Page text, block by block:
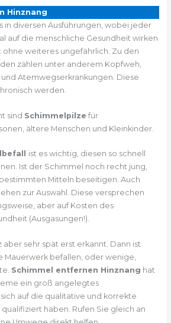
Hinznang
in diversen Ausführungen, wobei jeder
auf die menschliche Gesundheit wirken
ohne weiteres ungefährlich. Zu den
zählen unter anderem Kopfweh,
Atemwegserkrankungen. Diese
werden.
sind Schimmelpilze für
ältere Menschen und Kleinkinder.
ist es wichtig, diesen so schnell
Ist der Schimmel noch recht jung,
Mitteln beseitigen. Auch
zur Auswahl. Diese versprechen
aber auf Kosten des
(Ausgasungen!).
sehr spät erst erkannt. Dann ist
Mauerwerk befallen, oder wenige,
Schimmel entfernen Hinznang hat
ein groß angelegtes
auf die qualitative und korrekte
haben. Rufen Sie gleich an